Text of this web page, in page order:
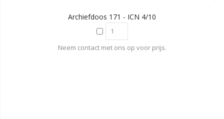
Archiefdoos 171 - ICN 4/10
Neem contact met ons op voor prijs.